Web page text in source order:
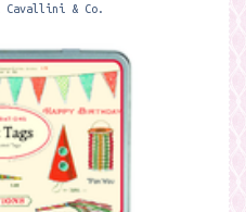
Cavallini & Co.